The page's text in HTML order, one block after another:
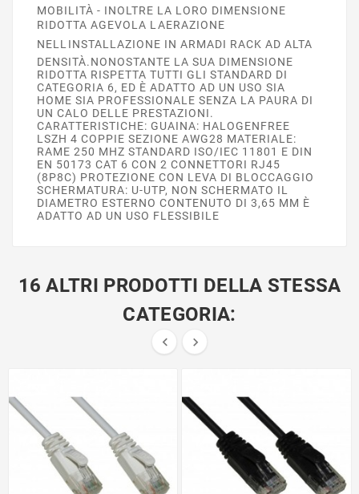
MOBILITÀ - INOLTRE LA LORO DIMENSIONE
RIDOTTA AGEVOLA LAERAZIONE
NELLINSTALLAZIONE IN ARMADI RACK AD ALTA
DENSITÀ.NONOSTANTE LA SUA DIMENSIONE
RIDOTTA RISPETTA TUTTI GLI STANDARD DI
CATEGORIA 6, ED È ADATTO AD UN USO SIA
HOME SIA PROFESSIONALE SENZA LA PAURA DI
UN CALO DELLE PRESTAZIONI.
CARATTERISTICHE: GUAINA: HALOGENFREE
LSZH 4 COPPIE SEZIONE AWG28 MATERIALE:
RAME 250 MHZ STANDARD ISO/IEC 11801 E DIN
EN 50173 CAT 6 CON 2 CONNETTORI RJ45
(8P8C) PROTEZIONE CON LEVA DI BLOCCAGGIO
SCHERMATURA: U-UTP, NON SCHERMATO IL
DIAMETRO ESTERNO CONTENUTO DI 3,65 MM È
ADATTO AD UN USO FLESSIBILE
16 ALTRI PRODOTTI DELLA STESSA
CATEGORIA:
 